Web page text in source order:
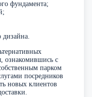
фундамента;
дизайна.
ознакомившись с
парком
посредников
новых клиентов